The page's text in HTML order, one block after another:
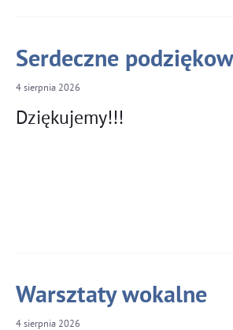
Serdeczne
4 sierpnia 2026
Dziękujemy!!!
Warsztaty wokalne
4 sierpnia 2026